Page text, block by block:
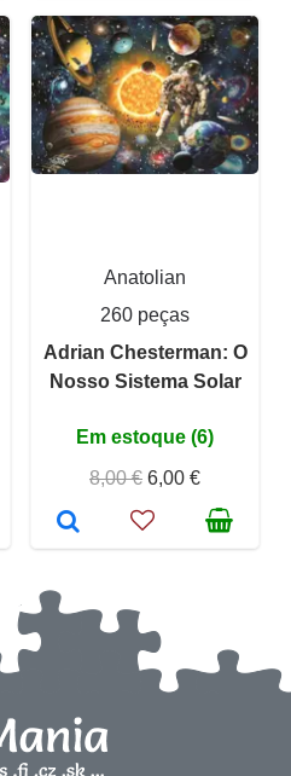
Anatolian
260 peças
Adrian Chesterman: O
Nosso Sistema Solar
Em estoque (6)
8,00 € 6,00 €